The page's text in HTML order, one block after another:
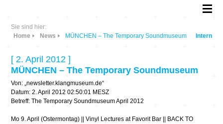
Sie sind hier:
Home
News MÜNCHEN – The Temporary Soundmuseum Intern
[ 2. April 2012 ]
MÜNCHEN – The Temporary Soundmuseum
Von: „newsletter.klangmuseum.de“
Datum: 2. April 2012 02:50:01 MESZ
Betreff: The Temporary Soundmuseum April 2012
Mo 9. April (Ostermontag) || Vinyl Lectures at Favorit Bar || BACK TO